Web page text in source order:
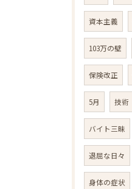
資本主義
103万の壁
保険改正
5月 技術
バイト三昧
退屈な日々
身体の症状